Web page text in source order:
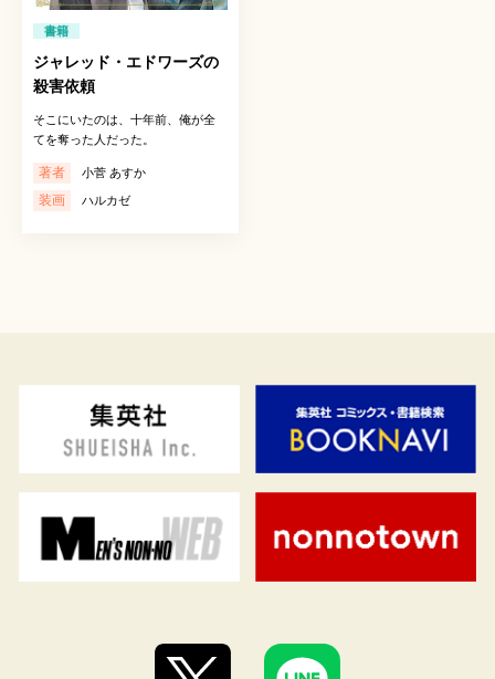
書籍
ジャレッド・エドワーズの
殺害依頼
そこにいたのは、十年前、俺が全
てを奪った人だった。
著者 小菅 あすか
装画 ハルカゼ